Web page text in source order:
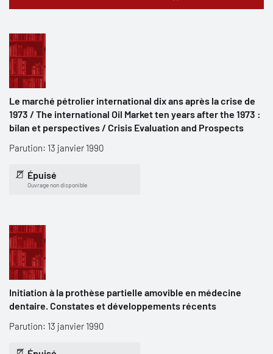
Le marché pétrolier international dix ans après la crise de
1973 / The international Oil Market ten years after the 1973 :
bilan et perspectives / Crisis Evaluation and Prospects
Parution: 13 janvier 1990
Épuisé
Ouvrage non disponible
Initiation à la prothèse partielle amovible en médecine
dentaire. Constates et développements récents
Parution: 13 janvier 1990